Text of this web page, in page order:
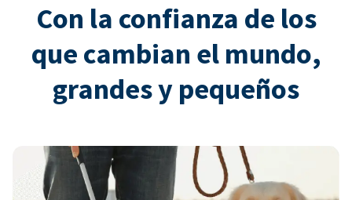
Con la confianza de los
que cambian el mundo,
grandes y pequeños